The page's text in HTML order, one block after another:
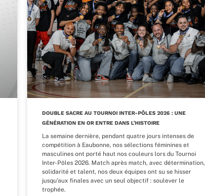
DOUBLE SACRE AU TOURNOI INTER-PÔLES 2026 : UNE
GÉNÉRATION EN OR ENTRE DANS L’HISTOIRE
La semaine dernière, pendant quatre jours intenses de
compétition à Eaubonne, nos sélections féminines et
masculines ont porté haut nos couleurs lors du Tournoi
Inter-Pôles 2026. Match après match, avec détermination,
solidarité et talent, nos deux équipes ont su se hisser
jusqu’aux finales avec un seul objectif : soulever le
trophée.